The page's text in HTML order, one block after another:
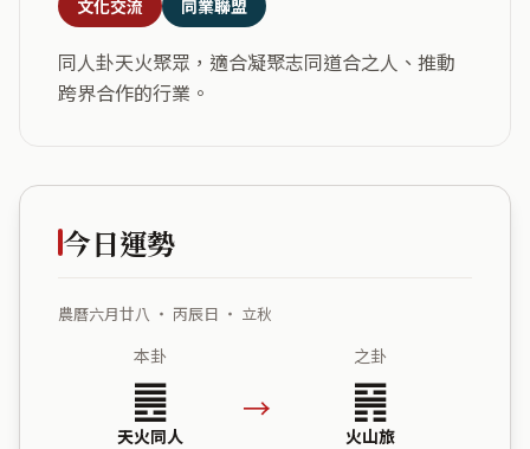
文化交流
同業聯盟
同人卦天火聚眾，適合凝聚志同道合之人、推動
跨界合作的行業。
今日運勢
農曆六月廿八 ・ 丙辰日 ・ 立秋
本卦
䷌
天火同人
→
之卦
䷷
火山旅